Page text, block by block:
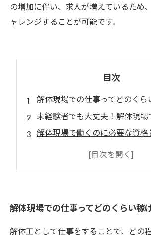
の増加に伴い、求人が増えているため
ャレンジすることが可能です。
目次
解体現場での仕事ってどのくら
未経験者でも大丈夫！解体現場
解体現場で働くのに必要な資格
解体現場で働くことのメリット
解体現場での仕事ってどのくらい稼
解体工として仕事をすることで、どの